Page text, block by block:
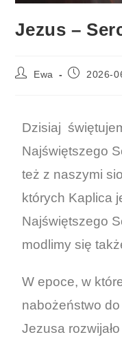
Jezus –
Ewa 2026-
Dzisiaj
Najświętszego
też z naszymi
których Kaplica
Najświętszego
modlimy się
W epoce, w
nabożeństwo
Jezusa